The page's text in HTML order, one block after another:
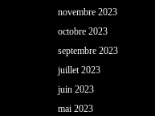
novembre 2023
octobre 2023
septembre 2023
juillet 2023
juin 2023
mai 2023